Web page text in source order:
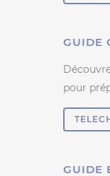
GUIDE
pour
GUIDE